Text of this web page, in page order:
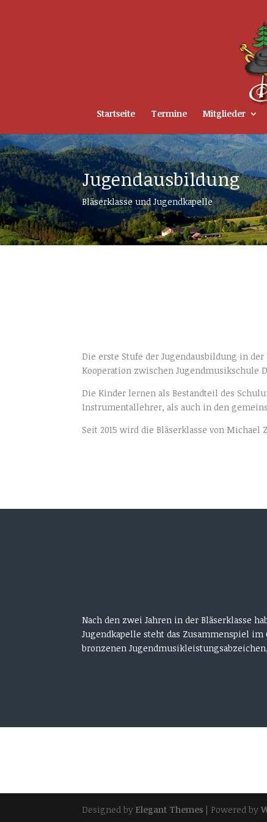
Startseite Termine Mitglieder
Jugendausbildung
Bläserklasse und Jugendkapelle
Die erste Stufe der Jugendausbildung in
Kooperation zwischen Jugendmusikschule
Die Kinder lernen als Bestandteil des
Instrumentallehrer, als auch in den
Seit 2015 wird die Bläserklasse von
Nach den zwei Jahren in der Bläserklasse
Jugendkapelle steht das Zusammenspiel
bronzenen
Designed byElegant Themes | Powered by